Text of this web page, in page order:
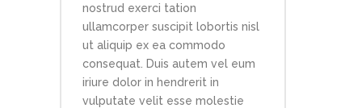
nostrud exerci tation
ullamcorper suscipit lobortis nisl
ut aliquip ex ea commodo
consequat. Duis autem vel eum
iriure dolor in hendrerit in
vulputate velit esse molestie